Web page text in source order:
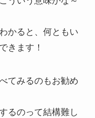
かると、何ともい
きます！
てみるのもお勧め
るのって結構難し